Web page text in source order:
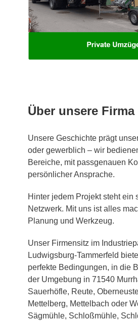
Über unsere Firma
Unsere Geschichte prägt
oder gewerblich – wir
Bereiche, mit passgenauen
persönlicher Ansprache.
Hinter jedem Projekt steht ein
Netzwerk. Mit uns ist alles
Planung und Werkzeug.
Unser Firmensitz im
Ludwigsburg-Tammerfeld
perfekte Bedingungen, in die
der Umgebung in 71540
Sauerhöfle, Reute,
Mettelberg, Mettelbach oder
Sägmühle, Schloßmühle,